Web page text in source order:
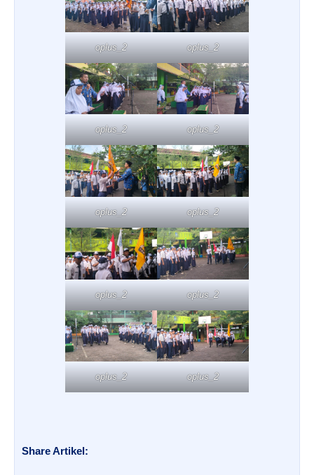
oplus_2 oplus_2
oplus_2 oplus_2
oplus_2 oplus_2
oplus_2 oplus_2
oplus_2 oplus_2
Share Artikel: